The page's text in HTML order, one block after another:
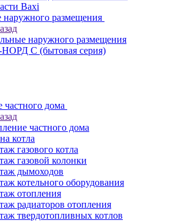
Baxi
наружного размещения
наружного размещения
С (бытовая серия)
частного дома
частного дома
котла
газового котла
газовой колонки
дымоходов
котельного оборудования
отопления
радиаторов отопления
твердотопливных котлов